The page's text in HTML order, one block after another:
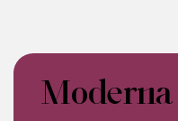
Moderna